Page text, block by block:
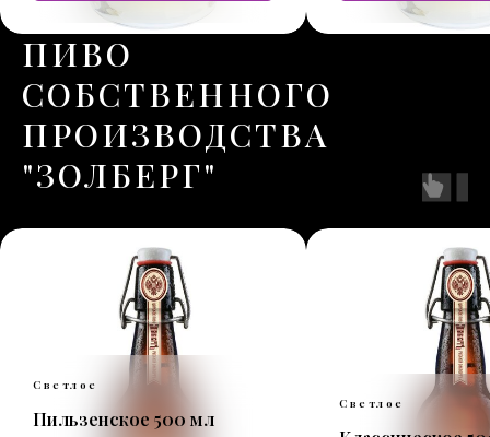
ПИВО
СОБСТВЕННОГО
ПРОИЗВОДСТВА
"ЗОЛБЕРГ"
Светлое
Пильзенское 500 мл
Светлое